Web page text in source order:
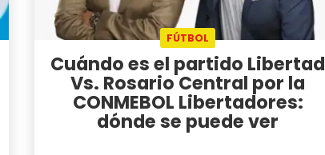
FÚTBOL
Cuándo es el partido Libertad
Vs. Rosario Central por la
CONMEBOL Libertadores:
dónde se puede ver